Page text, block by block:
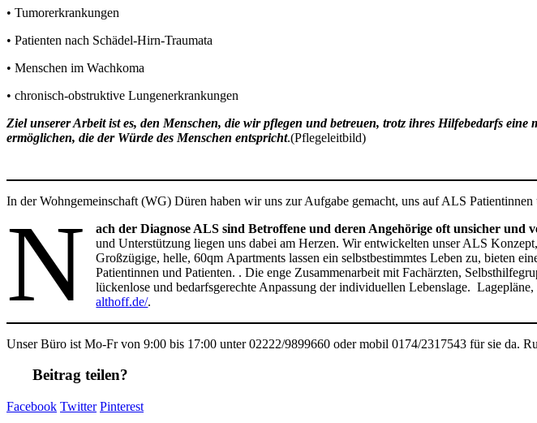
• Tumorerkrankungen
• Patienten nach Schädel-Hirn-Traumata
• Menschen im Wachkoma
• chronisch-obstruktive Lungenerkrankungen
Ziel unserer Arbeit ist es, den Menschen, die wir pflegen und betreuen, trotz ihres Hilfebedarfs
ermöglichen, die der Würde des Menschen entspricht.(Pflegeleitbild)
In der Wohngemeinschaft (WG) Düren haben wir uns zur Aufgabe gemacht, uns auf ALS Patientinnen
N ach der Diagnose ALS sind Betroffene und deren Angehörige oft unsicher und
und Unterstützung liegen uns dabei am Herzen. Wir entwickelten unser ALS
Großzügige, helle, 60qm Apartments lassen ein selbstbestimmtes Leben zu, bieten
Patientinnen und Patienten. . Die enge Zusammenarbeit mit Fachärzten,
lückenlose und bedarfsgerechte Anpassung der individuellen Lebenslage.
althoff.de/.
Unser Büro ist Mo-Fr von 9:00 bis 17:00 unter 02222/9899660 oder mobil 0174/2317543 für sie da.
Beitrag teilen?
Facebook Twitter Pinterest